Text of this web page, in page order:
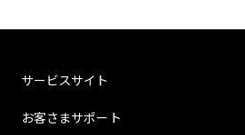
サービスサイト
お客さまサポート